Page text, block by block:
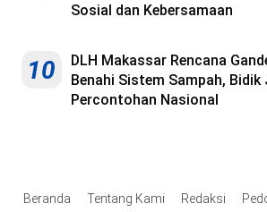
Sosial dan Kebersamaan
10
DLH Makassar Rencana
Benahi Sistem Sampah, Bidik
Percontohan Nasional
Beranda Tentang Kami Redaksi